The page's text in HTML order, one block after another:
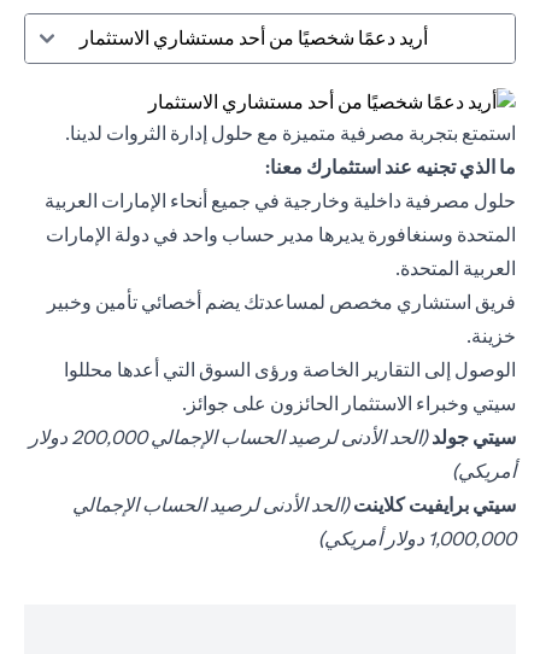
أريد دعمًا شخصيًا من أحد مستشاري الاستثمار
استمتع بتجربة مصرفية متميزة مع حلول إدارة الثروات لدينا.
ما الذي تجنيه عند استثمارك معنا:
حلول مصرفية داخلية وخارجية في جميع أنحاء الإمارات العربية
المتحدة وسنغافورة يديرها مدير حساب واحد في دولة الإمارات
العربية المتحدة.
فريق استشاري مخصص لمساعدتك يضم أخصائي تأمين وخبير
خزينة.
الوصول إلى التقارير الخاصة ورؤى السوق التي أعدها محللوا
سيتي وخبراء الاستثمار الحائزون على جوائز.
سيتي جولدopens in a new tab
(الحد الأدنى لرصيد الحساب الإجمالي 200,000 دولار
أمريكي)
سيتي برايفيت كلاينتopens in a new tab
(الحد الأدنى لرصيد الحساب الإجمالي
1,000,000 دولار أمريكي)